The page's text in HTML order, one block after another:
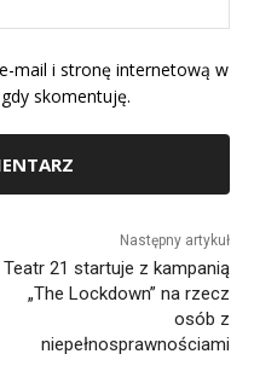
mail i stronę internetową w
skomentuję.
Następny artykuł
Teatr 21 startuje z kampanią
„The Lockdown” na rzecz
osób z
niepełnosprawnościami